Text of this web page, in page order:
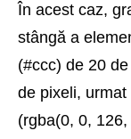
În acest caz,
stângă a
(#ccc) de 20
de pixeli,
(rgba(0, 0,